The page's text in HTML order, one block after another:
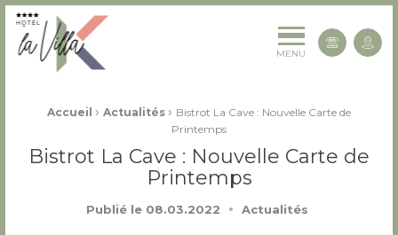
La Villa K Hôtel Spa Restaurant 4 étoiles
MENU
Fil d'Ariane :
Accueil › Actualités › Bistrot La Cave : Nouvelle Carte de
Printemps
Bistrot La Cave : Nouvelle Carte de
Printemps
Publié le 08.03.2022 Actualités